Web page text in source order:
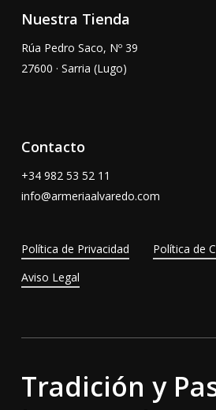
Nuestra Tienda
Rúa Pedro Saco, Nº 39
27600 · Sarria (Lugo)
Contacto
+34 982 53 52 11
info@armeriaalvaredo.com
Política de Privacidad
Política de
Aviso Legal
Tradición y